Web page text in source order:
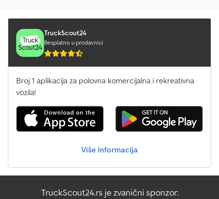
TruckScout24
Besplatno u prodavnici
Broj 1 aplikacija za polovna komercijalna i rekreativna
vozila!
Više informacija
TruckScout24.rs je zvanični sponzor: